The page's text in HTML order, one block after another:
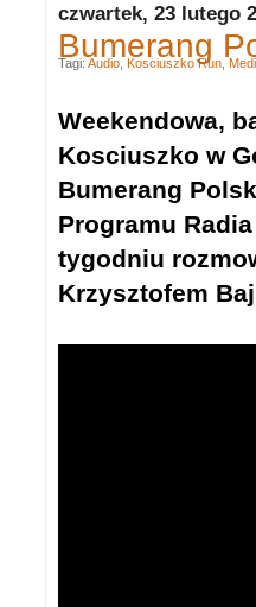
czwartek, 23 lutego
Bumerang
Weekendowa,
Kosciuszko w
Bumerang
Programu
tygodniu
Krzysztofem
Tagi: Audio, Kosciuszko Run,